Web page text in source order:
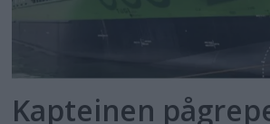
Kapteinen